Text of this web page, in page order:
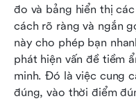
đo và bảng hiển thị
cách rõ ràng và ngắn
này cho phép bạn
phát hiện vấn đề tiềm
minh. Đó là việc cung
đúng, vào thời điểm